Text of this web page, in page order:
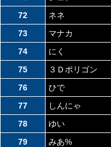
72
ネネ
73
マナカ
74
にく
75
３Ｄポリゴン
76
ひで
77
しんにゃ
78
ゆい
79
みあ%